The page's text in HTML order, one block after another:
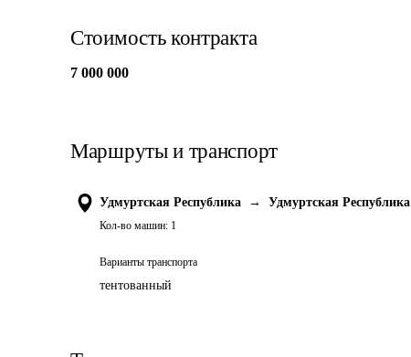
Стоимость контракта
7 000 000
Маршруты и транспорт
Удмуртская Республика → Удмуртская Республика
Кол-во машин: 1
Варианты транспорта
тентованный